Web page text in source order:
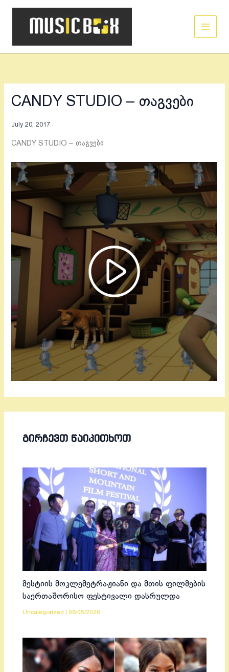
Skip
CANDY STUDIO – თაგვები
July 20, 2017
CANDY STUDIO – თაგვები
ᲒᲘᲠᲩᲔᲕᲗ ᲬᲐᲘᲙᲘᲗᲮᲝᲗ
მესტიის მოკლემეტრაჟიანი და მთის ფილმების
საერთაშორისო ფესტივალი დასრულდა
Uncategorized 08/05/2026